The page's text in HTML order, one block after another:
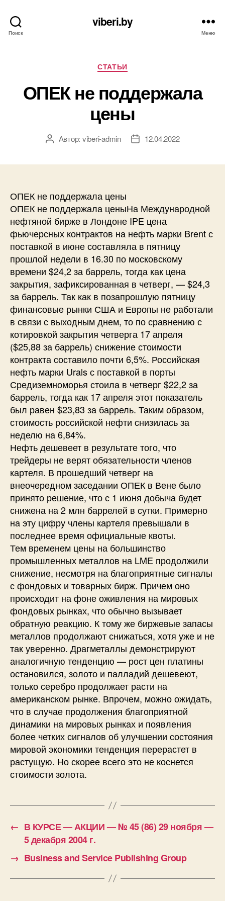
Поиск
viberi.by
Меню
Рубрики
СТАТЬИ
ОПЕК не поддержала
цены
АвторАвтор: viberi-admin
Дата12.04.2022
ОПЕК не поддержала цены
ОПЕК не поддержала ценыНа Международной
нефтяной бирже в Лондоне IPE цена
фьючерсных контрактов на нефть марки Brent с
поставкой в июне составляла в пятницу
прошлой недели в 16.30 по московскому
времени $24,2 за баррель, тогда как цена
закрытия, зафиксированная в четверг, — $24,3
за баррель. Так как в позапрошлую пятницу
финансовые рынки США и Европы не работали
в связи с выходным днем, то по сравнению с
котировкой закрытия четверга 17 апреля
($25,88 за баррель) снижение стоимости
контракта составило почти 6,5%. Российская
нефть марки Urals с поставкой в порты
Средиземноморья стоила в четверг $22,2 за
баррель, тогда как 17 апреля этот показатель
был равен $23,83 за баррель. Таким образом,
стоимость российской нефти снизилась за
неделю на 6,84%.
Нефть дешевеет в результате того, что
трейдеры не верят обязательности членов
картеля. В прошедший четверг на
внеочередном заседании ОПЕК в Вене было
принято решение, что с 1 июня добыча будет
снижена на 2 млн баррелей в сутки. Примерно
на эту цифру члены картеля превышали в
последнее время официальные квоты.
Тем временем цены на большинство
промышленных металлов на LME продолжили
снижение, несмотря на благоприятные сигналы
с фондовых и товарных бирж. Причем оно
происходит на фоне оживления на мировых
фондовых рынках, что обычно вызывает
обратную реакцию. К тому же биржевые запасы
металлов продолжают снижаться, хотя уже и не
так уверенно. Драгметаллы демонстрируют
аналогичную тенденцию — рост цен платины
остановился, золото и палладий дешевеют,
только серебро продолжает расти на
американском рынке. Впрочем, можно ожидать,
что в случае продолжения благоприятной
динамики на мировых рынках и появления
более четких сигналов об улучшении состояния
мировой экономики тенденция перерастет в
растущую. Но скорее всего это не коснется
стоимости золота.
← В КУРСЕ — АКЦИИ — № 45 (86) 29 ноября —
5 декабря 2004 г.
→ Business and Service Publishing Group